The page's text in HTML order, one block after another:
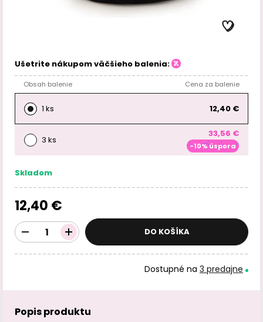
Ušetrite nákupom väčšieho balenia:
Obsah balenie Cena za balenie
1 ks 12,40 €
3 ks
33,56 €
-10% úspora
Skladom
12,40 €
DO KOŠÍKA
Dostupné na 3 predajne
Popis produktu